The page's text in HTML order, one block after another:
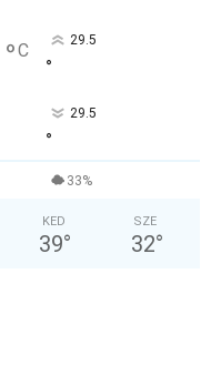
°C 29.5
°
29.5
°
33%
KED
39°
SZE
32°